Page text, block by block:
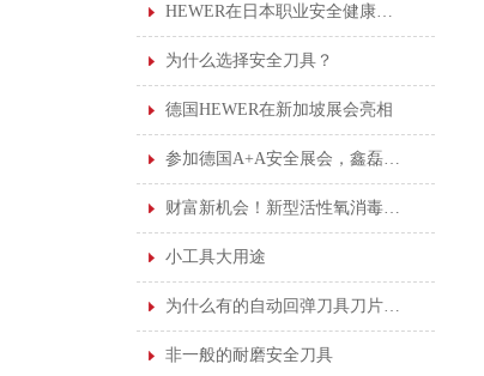
HEWER在日本职业安全健康展览会
为什么选择安全刀具？
德国HEWER在新加坡展会亮相
参加德国A+A安全展会，鑫磊受益良多
财富新机会！新型活性氧消毒剂诚邀您的加盟。
小工具大用途
为什么有的自动回弹刀具刀片伸出来的长度设计可调节？
非一般的耐磨安全刀具